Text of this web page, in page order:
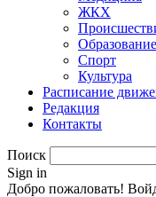
ЖКХ
Образование
Спорт
Культура
Расписание
Редакция
Контакты
Поиск
Sign in
Добро пожаловать!